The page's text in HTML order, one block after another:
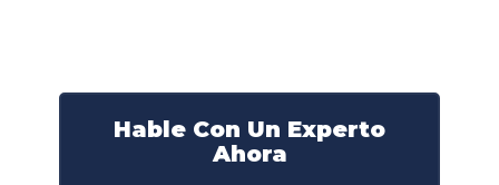
Hable Con Un Experto
Ahora